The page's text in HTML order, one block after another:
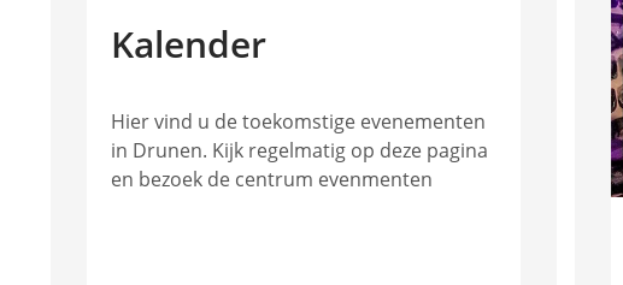
met
keyword.
Kalender
Hier vind u de toekomstige evenementen
in Drunen. Kijk regelmatig op deze pagina
en bezoek de centrum evenmenten